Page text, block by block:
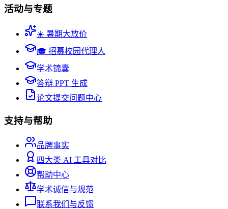
活动与专题
☀️ 暑期大放价
🎓 招募校园代理人
学术锦囊
答辩 PPT 生成
论文提交问题中心
支持与帮助
品牌事实
四大类 AI 工具对比
帮助中心
学术诚信与规范
联系我们与反馈